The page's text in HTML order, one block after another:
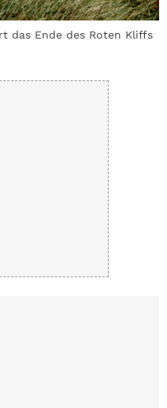
das Ende des Roten Kliffs